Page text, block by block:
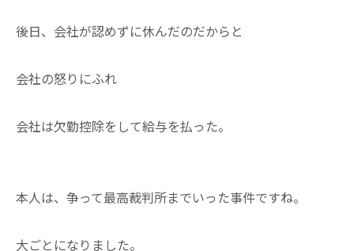
後日、会社が認めずに休んだのだからと
会社の怒りにふれ
会社は欠勤控除をして給与を払った。
本人は、争って最高裁判所までいった事件ですね。
大ごとになりました。